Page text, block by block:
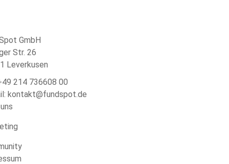
GmbH
Str. 26
Leverkusen
214 736608 00
kontakt@fundspot.de